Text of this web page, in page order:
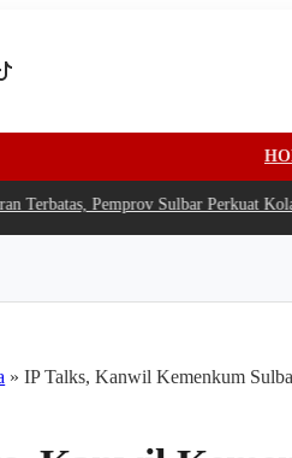
Pemprov Sulbar Perkuat
»IP Talks, Kanwil Kemenkum